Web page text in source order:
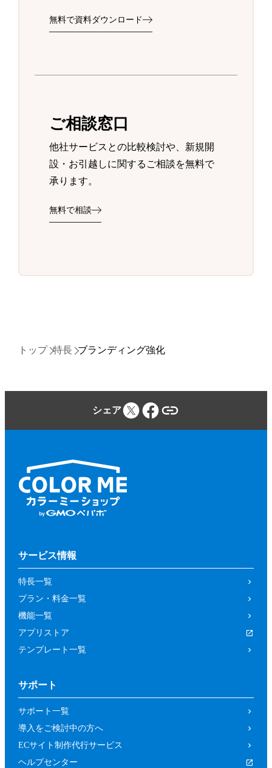
無料で資料ダウンロード
ご相談窓口
他社サービスとの比較検討や、新規開
設・お引越しに関するご相談を無料で
承ります。
無料で相談
トップ 特長 ブランディング強化
シェア
サービス情報
特長一覧
プラン・料金一覧
機能一覧
アプリストア
テンプレート一覧
サポート
サポート一覧
導入をご検討中の方へ
ECサイト制作代行サービス
ヘルプセンター